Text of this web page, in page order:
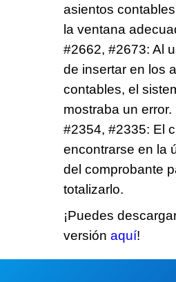
asientos
la ventana
#2662, #2673: Al
de insertar en los
contables, el
mostraba un error.
#2354, #2335: El
encontrarse en la
del comprobante
totalizarlo.
¡Puedes
versión aquí!